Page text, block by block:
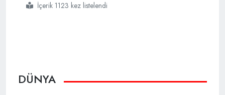
#gazze
#barış planı
#trumpİçerik 1123 kez listelendi
DÜNYA